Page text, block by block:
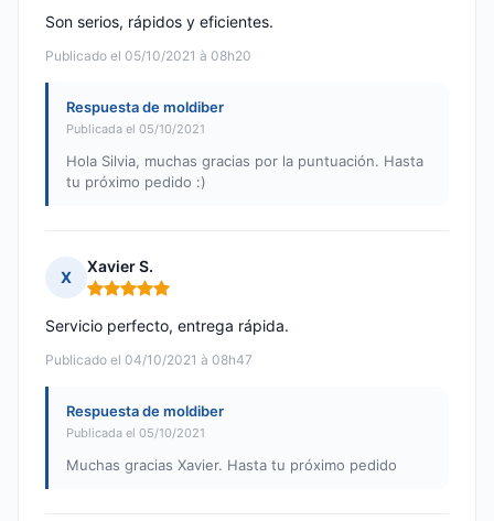
Publicado el 05/10/2021 à 08h20
Son serios, rápidos y eficientes.
Respuesta de moldiber
Publicada el 05/10/2021
Hola Silvia, muchas gracias por la puntuación. Hasta
tu próximo pedido :)
X
Xavier S.
Nota: 5 de 5
Publicado el 04/10/2021 à 08h47
Servicio perfecto, entrega rápida.
Respuesta de moldiber
Publicada el 05/10/2021
Muchas gracias Xavier. Hasta tu próximo pedido